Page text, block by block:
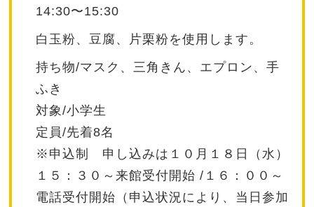
14:30〜15:30
白玉粉、豆腐、片栗粉を使用します。
持ち物/マスク、三角きん、エプロン、手
ふき
対象/小学生
定員/先着8名
※申込制 申し込みは１０月１８日（水）
１５：３０～来館受付開始 /１６：００～
電話受付開始（申込状況により、当日参加